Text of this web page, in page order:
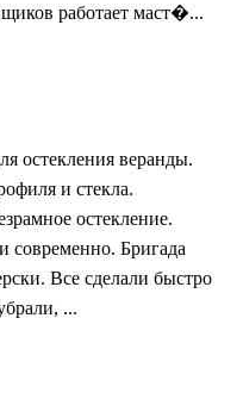
работает маст�...
остекления веранды.
и стекла.
остекление.
современно. Бригада
Все сделали быстро
...